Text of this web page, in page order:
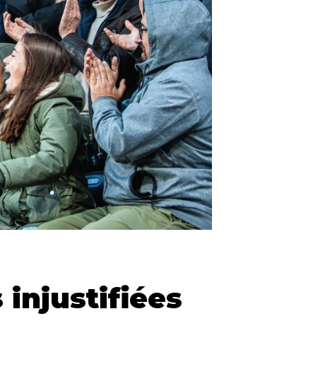
injustifiées